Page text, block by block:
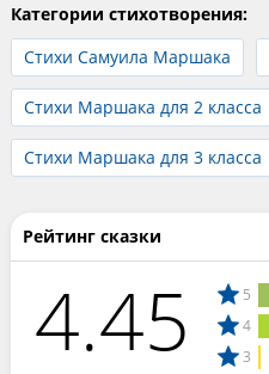
Категории стихотворения:
Стихи Самуила Маршака
Стихи Маршака для 2 класса
Стихи Маршака для 3 класса
Рейтинг сказки
4.45 5
4
3